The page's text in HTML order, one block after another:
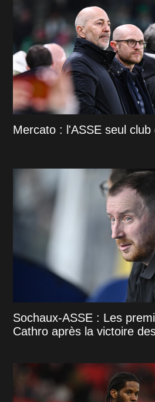
Mercato : l'ASSE seul club
Sochaux-ASSE : Les
Cathro après la victoire